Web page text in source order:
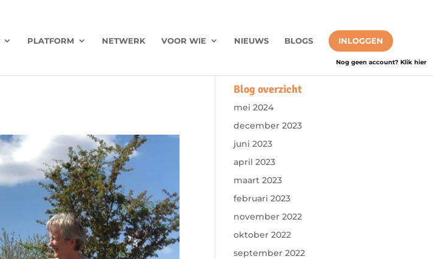
PLATFORM NETWERK VOOR WIE NIEUWS BLOGS INLOGGEN
Nog geen account? Klik hier
Blog overzicht
mei 2024
december 2023
juni 2023
april 2023
maart 2023
februari 2023
november 2022
oktober 2022
september 2022